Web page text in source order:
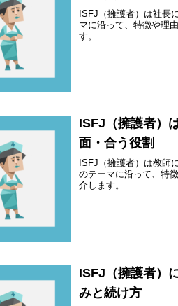
ISFJ（擁護者）は社長
マに沿って、特徴や理
す。
ISFJ（擁護者）
面・合う役割
ISFJ（擁護者）は教師
のテーマに沿って、特
介します。
ISFJ（擁護者）
みと続け方